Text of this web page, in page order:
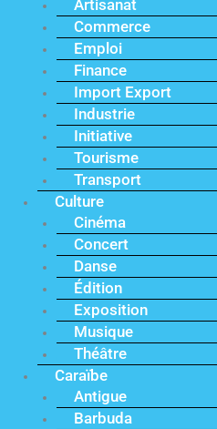
Artisanat
Commerce
Emploi
Finance
Import Export
Industrie
Initiative
Tourisme
Transport
Culture
Cinéma
Concert
Danse
Édition
Exposition
Musique
Théâtre
Caraïbe
Antigue
Barbuda